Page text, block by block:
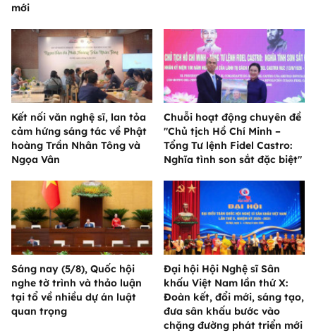
mới
Kết nối văn nghệ sĩ, lan tỏa
cảm hứng sáng tác về Phật
hoàng Trần Nhân Tông và
Ngọa Vân
Chuỗi hoạt động chuyên đề
"Chủ tịch Hồ Chí Minh –
Tổng Tư lệnh Fidel Castro:
Nghĩa tình son sắt đặc biệt"
Sáng nay (5/8), Quốc hội
nghe tờ trình và thảo luận
tại tổ về nhiều dự án luật
quan trọng
Đại hội Hội Nghệ sĩ Sân
khấu Việt Nam lần thứ X:
Đoàn kết, đổi mới, sáng tạo,
đưa sân khấu bước vào
chặng đường phát triển mới